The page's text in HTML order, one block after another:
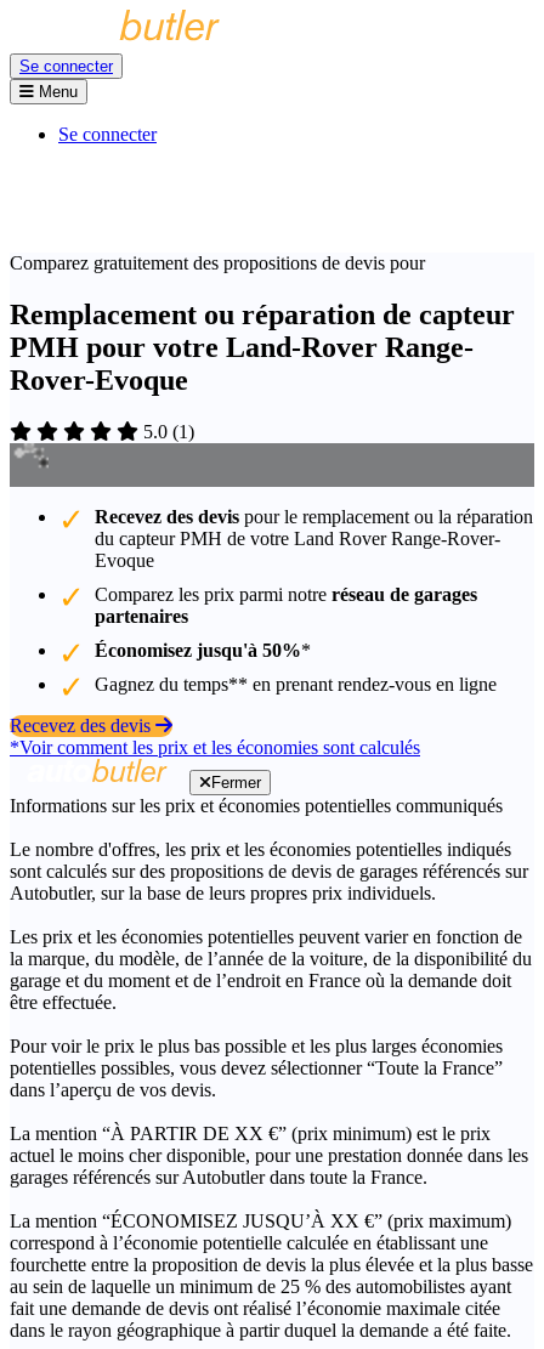
Se connecter
Menu
Se connecter
Comparez gratuitement des propositions de devis pour
Remplacement ou réparation de capteur
PMH pour votre Land-Rover Range-
Rover-Evoque
5.0 (1)
Recevez des devis pour le remplacement ou la réparation
du capteur PMH de votre Land Rover Range-Rover-
Evoque
Comparez les prix parmi notre réseau de garages
partenaires
Économisez jusqu'à 50%*
Gagnez du temps** en prenant rendez-vous en ligne
Recevez des devis
*Voir comment les prix et les économies sont calculés
Fermer
Informations sur les prix et économies potentielles communiqués
Le nombre d'offres, les prix et les économies potentielles indiqués
sont calculés sur des propositions de devis de garages référencés sur
Autobutler, sur la base de leurs propres prix individuels.
Les prix et les économies potentielles peuvent varier en fonction de
la marque, du modèle, de l’année de la voiture, de la disponibilité du
garage et du moment et de l’endroit en France où la demande doit
être effectuée.
Pour voir le prix le plus bas possible et les plus larges économies
potentielles possibles, vous devez sélectionner “Toute la France”
dans l’aperçu de vos devis.
La mention “À PARTIR DE XX €” (prix minimum) est le prix
actuel le moins cher disponible, pour une prestation donnée dans les
garages référencés sur Autobutler dans toute la France.
La mention “ÉCONOMISEZ JUSQU’À XX €” (prix maximum)
correspond à l’économie potentielle calculée en établissant une
fourchette entre la proposition de devis la plus élevée et la plus basse
au sein de laquelle un minimum de 25 % des automobilistes ayant
fait une demande de devis ont réalisé l’économie maximale citée
dans le rayon géographique à partir duquel la demande a été faite.